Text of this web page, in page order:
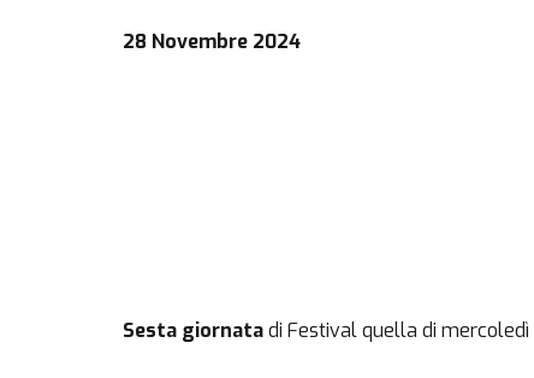
28 Novembre 2024
Sesta giornatadi Festival quella di mercoledì